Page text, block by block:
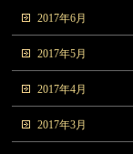
2017年6月
2017年5月
2017年4月
2017年3月